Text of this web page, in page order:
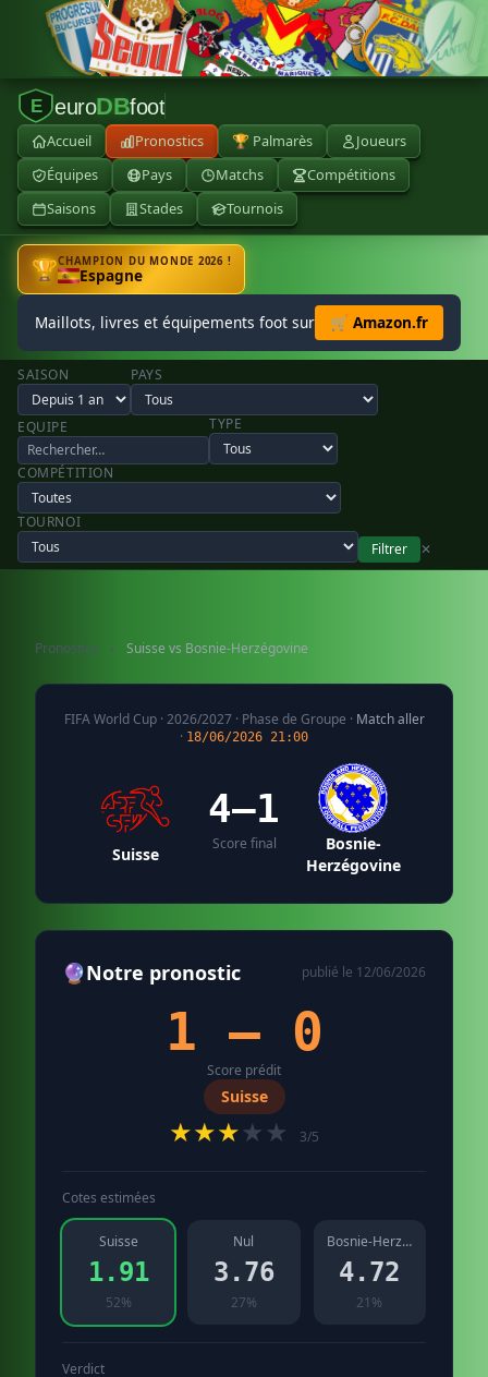
E euroDBfoot
Accueil Pronostics 🏆 Palmarès
Joueurs
Équipes
Pays Matchs
Compétitions
Saisons
Stades Tournois
🏆CHAMPION DU MONDE 2026 !
Espagne
Maillots, livres et équipements foot sur 🛒 Amazon.fr
SAISON PAYS
EQUIPE TYPE
COMPÉTITION
TOURNOI
Filtrer
✕
Pronostics › Suisse vs Bosnie-Herzégovine
FIFA World Cup · 2026/2027 · Phase de Groupe · Match aller
· 18/06/2026 21:00
Suisse
4–1
Score final
Bosnie-
Herzégovine
🔮Notre pronostic publié le 12/06/2026
1 – 0
Score prédit
Suisse
★★★★★ 3/5
Cotes estimées
Suisse
1.91
52%
Nul
3.76
27%
Bosnie-Herzégovine
4.72
21%
Verdict